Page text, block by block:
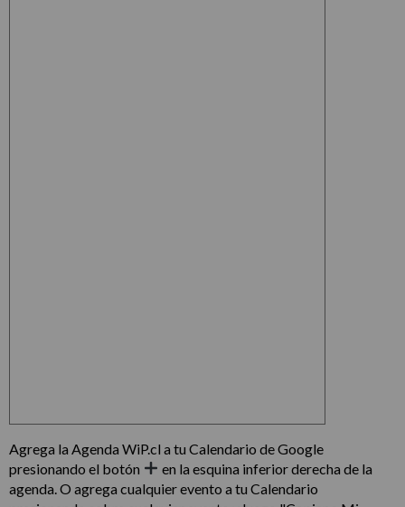
Agrega la Agenda WiP.cl a tu Calendario de Google
presionando el botón
en la esquina inferior derecha de la
agenda. O agrega cualquier evento a tu Calendario